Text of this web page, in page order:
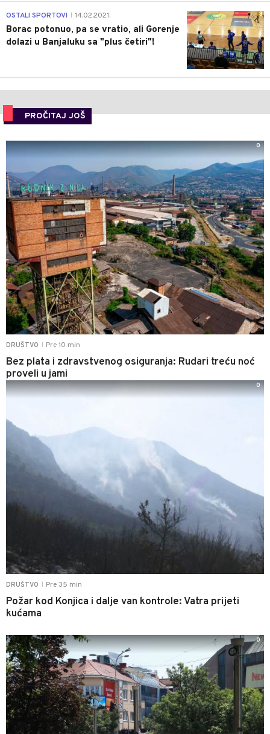
3
OSTALI SPORTOVI 14.02.2021.
Borac potonuo, pa se vratio, ali Gorenje
dolazi u Banjaluku sa "plus četiri"!
PROČITAJ JOŠ
DRUŠTVO Pre 10 min
Bez plata i zdravstvenog osiguranja: Rudari treću noć
proveli u jami
0
DRUŠTVO Pre 35 min
Požar kod Konjica i dalje van kontrole: Vatra prijeti
kućama
0
0